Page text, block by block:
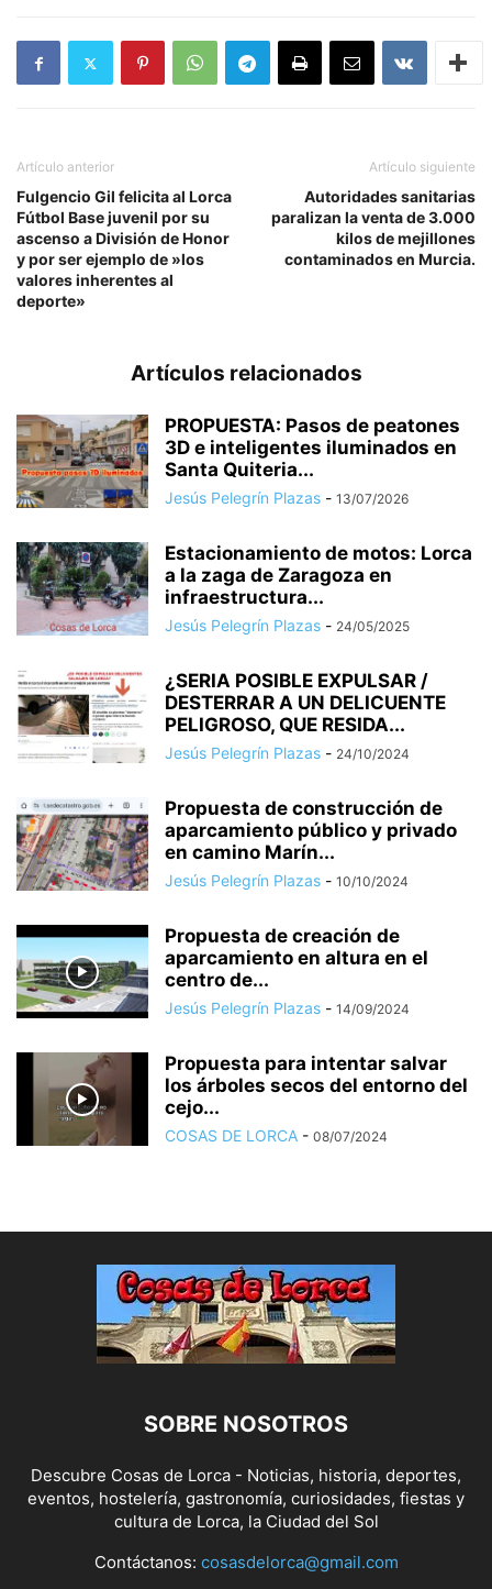
Artículo anterior
Fulgencio Gil felicita al Lorca
Fútbol Base juvenil por su
ascenso a División de Honor
y por ser ejemplo de »los
valores inherentes al
deporte»
Artículo siguiente
Autoridades sanitarias
paralizan la venta de 3.000
kilos de mejillones
contaminados en Murcia.
Artículos relacionados
PROPUESTA: Pasos de peatones
3D e inteligentes iluminados en
Santa Quiteria...
Jesús Pelegrín Plazas - 13/07/2026
Estacionamiento de motos: Lorca
a la zaga de Zaragoza en
infraestructura...
Jesús Pelegrín Plazas - 24/05/2025
¿SERIA POSIBLE EXPULSAR /
DESTERRAR A UN DELICUENTE
PELIGROSO, QUE RESIDA...
Jesús Pelegrín Plazas - 24/10/2024
Propuesta de construcción de
aparcamiento público y privado
en camino Marín...
Jesús Pelegrín Plazas - 10/10/2024
Propuesta de creación de
aparcamiento en altura en el
centro de...
Jesús Pelegrín Plazas - 14/09/2024
Propuesta para intentar salvar
los árboles secos del entorno del
cejo...
COSAS DE LORCA - 08/07/2024
SOBRE NOSOTROS
Descubre Cosas de Lorca - Noticias, historia, deportes,
eventos, hostelería, gastronomía, curiosidades, fiestas y
cultura de Lorca, la Ciudad del Sol
Contáctanos: cosasdelorca@gmail.com